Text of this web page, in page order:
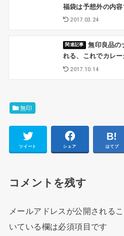
福袋は予想外の内容
2017.03.24
無印良品の
れる、これでカレ
2017.10.14
無印
ツイート シェア はてブ
コメントを残す
メールアドレスが公開される
いている欄は必須項目です